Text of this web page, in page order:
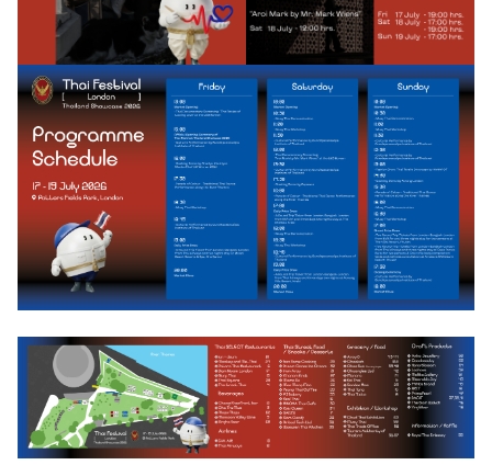
ค
ว
า
ม
สั
ม
พั
ธ์
ไ
ท
ย
-
ส
ห
ร
า